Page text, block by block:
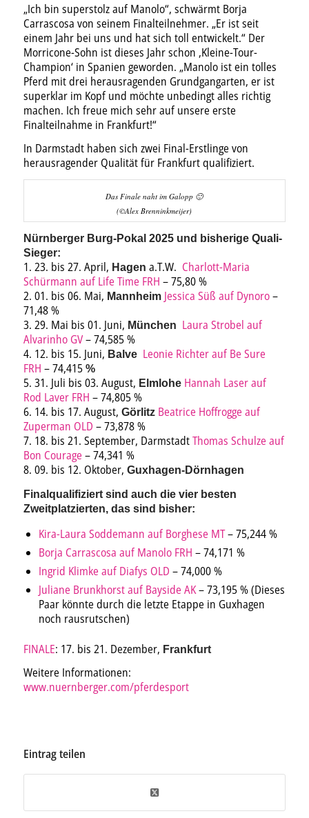
„Ich bin superstolz auf Manolo“, schwärmt Borja
Carrascosa von seinem Finalteilnehmer. „Er ist seit
einem Jahr bei uns und hat sich toll entwickelt.“ Der
Morricone-Sohn ist dieses Jahr schon ‚Kleine-Tour-
Champion‘ in Spanien geworden. „Manolo ist ein tolles
Pferd mit drei herausragenden Grundgangarten, er ist
superklar im Kopf und möchte unbedingt alles richtig
machen. Ich freue mich sehr auf unsere erste
Finalteilnahme in Frankfurt!“
In Darmstadt haben sich zwei Final-Erstlinge von
herausragender Qualität für Frankfurt qualifiziert.
Das Finale naht im Galopp 🙂
(©Alex Brenninkmeijer)
Nürnberger Burg-Pokal 2025 und bisherige Quali-
Sieger:
1. 23. bis 27. April, Hagen a.T.W. Charlott-Maria
Schürmann auf Life Time FRH – 75,80 %
2. 01. bis 06. Mai, Mannheim Jessica Süß auf Dynoro–
71,48 %
3. 29. Mai bis 01. Juni, München Laura Strobel auf
Alvarinho GV– 74,585 %
4. 12. bis 15. Juni, Balve Leonie Richter auf Be Sure
FRH – 74,415 %
5. 31. Juli bis 03. August, Elmlohe Hannah Laser auf
Rod Laver FRH – 74,805 %
6. 14. bis 17. August, Görlitz Beatrice Hoffrogge auf
Zuperman OLD – 73,878 %
7. 18. bis 21. September, DarmstadtThomas Schulze auf
Bon Courage – 74,341 %
8. 09. bis 12. Oktober, Guxhagen-Dörnhagen
Finalqualifiziert sind auch die vier besten
Zweitplatzierten, das sind bisher:
Kira-Laura Soddemann auf Borghese MT– 75,244 %
Borja Carrascosa auf Manolo FRH – 74,171 %
Ingrid Klimke auf Diafys OLD – 74,000 %
Juliane Brunkhorst auf Bayside AK– 73,195 % (Dieses
Paar könnte durch die letzte Etappe in Guxhagen
noch rausrutschen)
FINALE: 17. bis 21. Dezember, Frankfurt
Weitere Informationen:
www.nuernberger.com/pferdesport
Eintrag teilen